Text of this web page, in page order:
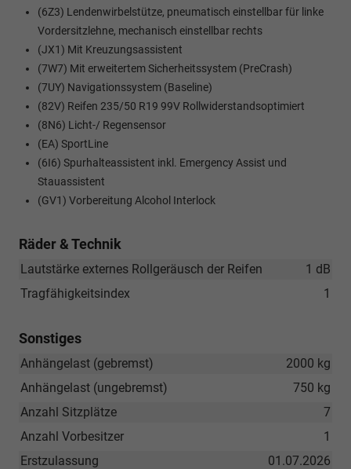
(6Z3) Lendenwirbelstütze, pneumatisch einstellbar für linke
Vordersitzlehne, mechanisch einstellbar rechts
(JX1) Mit Kreuzungsassistent
(7W7) Mit erweitertem Sicherheitssystem (PreCrash)
(7UY) Navigationssystem (Baseline)
(82V) Reifen 235/50 R19 99V Rollwiderstandsoptimiert
(8N6) Licht-/ Regensensor
(EA) SportLine
(6I6) Spurhalteassistent inkl. Emergency Assist und
Stauassistent
(GV1) Vorbereitung Alcohol Interlock
Räder & Technik
1 dB
Lautstärke externes Rollgeräusch der Reifen
1
Tragfähigkeitsindex
Sonstiges
2000 kg
Anhängelast (gebremst)
750 kg
Anhängelast (ungebremst)
7
Anzahl Sitzplätze
1
Anzahl Vorbesitzer
01.07.2026
Erstzulassung